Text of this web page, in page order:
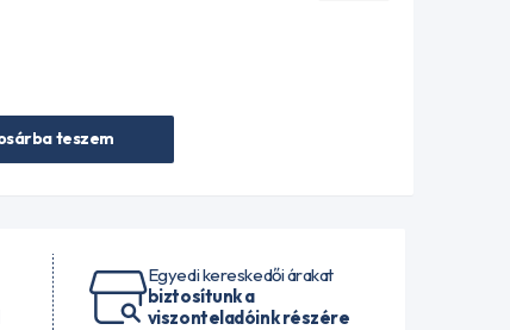
teszem
Egyedi kereskedői árakat
biztosítunk a
viszonteladóink részére